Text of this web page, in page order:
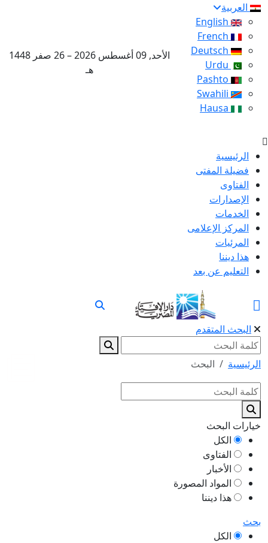
العربية
الأحد, 09 أغسطس 2026 – 26 صفر 1448
هـ
الرئيسية
فضيلة المفتى
الفتاوى
الإصدارات
الخدمات
المركز الإعلامى
المرئيات
هذا ديننا
التعليم عن بعد
البحث المتقدم
الرئيسية البحث
خيارات البحث
الكل
الفتاوى
الأخبار
المواد المصورة
هذا ديننا
بحث
الكل